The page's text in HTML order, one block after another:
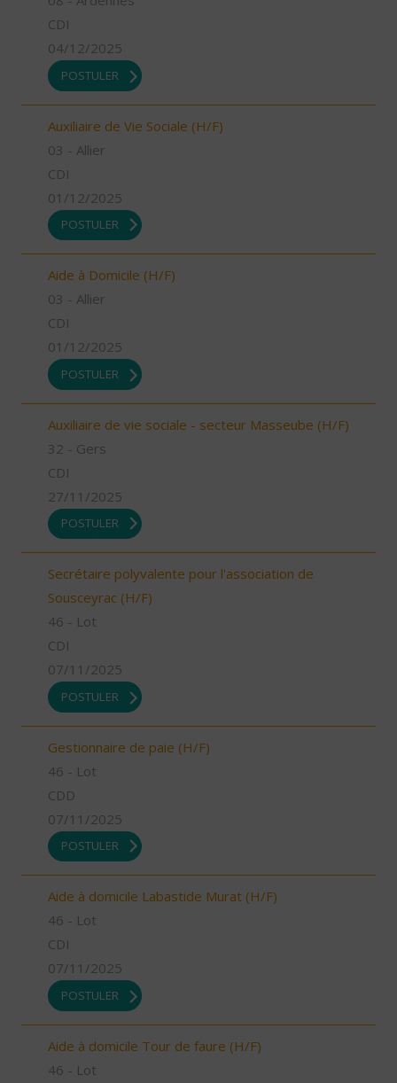
CDI
04/12/2025
POSTULER
Auxiliaire de Vie Sociale (H/F)
03 - Allier
CDI
01/12/2025
POSTULER
Aide à Domicile (H/F)
03 - Allier
CDI
01/12/2025
POSTULER
Auxiliaire de vie sociale - secteur Masseube (H/F)
32 - Gers
CDI
27/11/2025
POSTULER
Secrétaire polyvalente pour l'association de
Sousceyrac (H/F)
46 - Lot
CDI
07/11/2025
POSTULER
Gestionnaire de paie (H/F)
46 - Lot
CDD
07/11/2025
POSTULER
Aide à domicile Labastide Murat (H/F)
46 - Lot
CDI
07/11/2025
POSTULER
Aide à domicile Tour de faure (H/F)
46 - Lot